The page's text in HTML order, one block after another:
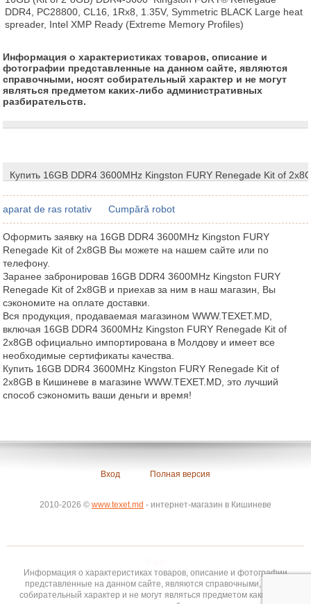
DDR4, PC28800, CL16, 1Rx8, 1.35V, Symmetric BLACK Large heat
spreader, Intel XMP Ready (Extreme Memory Profiles)
Информация о характеристиках товаров, описание и
фотографии представленные на данном сайте, являются
справочными, носят собирательный характер и не могут
являться предметом каких-либо административных
разбирательств.
Купить 16GB DDR4 3600MHz Kingston FURY Renegade Kit of
aparat de ras rotativ Cumpără robot
Оформить заявку на 16GB DDR4 3600MHz Kingston FURY
Renegade Kit of 2x8GB Вы можете на нашем сайте или по
телефону.
Заранее забронировав 16GB DDR4 3600MHz Kingston FURY
Renegade Kit of 2x8GB и приехав за ним в наш магазин, Вы
сэкономите на оплате доставки.
Вся продукция, продаваемая магазином WWW.TEXET.MD,
включая 16GB DDR4 3600MHz Kingston FURY Renegade Kit of
2x8GB официально импортирована в Молдову и имеет все
необходимые сертификаты качества.
Купить 16GB DDR4 3600MHz Kingston FURY Renegade Kit of
2x8GB в Кишиневе в магазине WWW.TEXET.MD, это лучший
способ сэкономить ваши деньги и время!
Вход Полная версия
2010-2026 © www.texet.md - интернет-магазин в Кишиневе
Информация о характеристиках товаров, описание и фотографии
представленные на данном сайте, являются справочными, носят
собирательный характер и не могут являться предметом каких-либо